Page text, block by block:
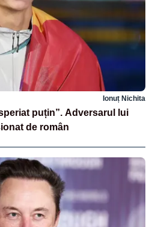
Ionuț Nichita
puțin”. Adversarul lui
de român